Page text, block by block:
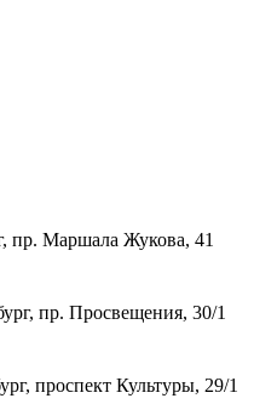
пр. Маршала Жукова, 41
пр. Просвещения, 30/1
проспект Культуры, 29/1